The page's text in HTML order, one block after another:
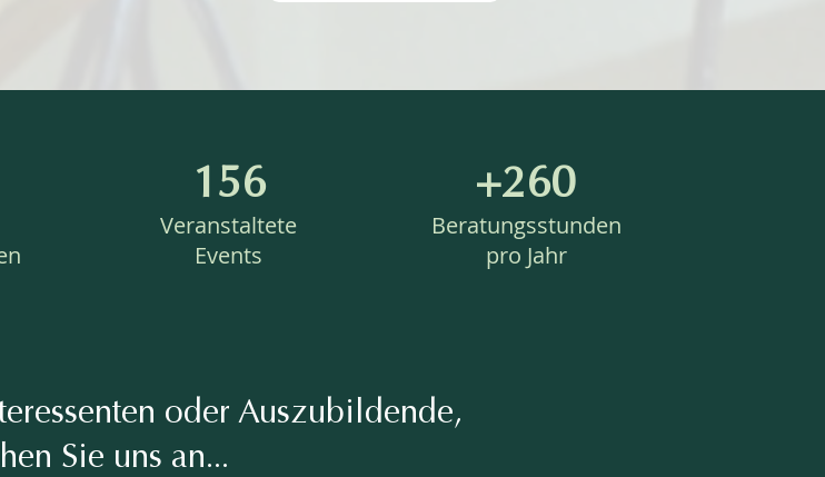
156
Veranstaltete
Events
+260
Beratungsstunden
pro Jahr
oder Auszubildende,
Sie uns an...